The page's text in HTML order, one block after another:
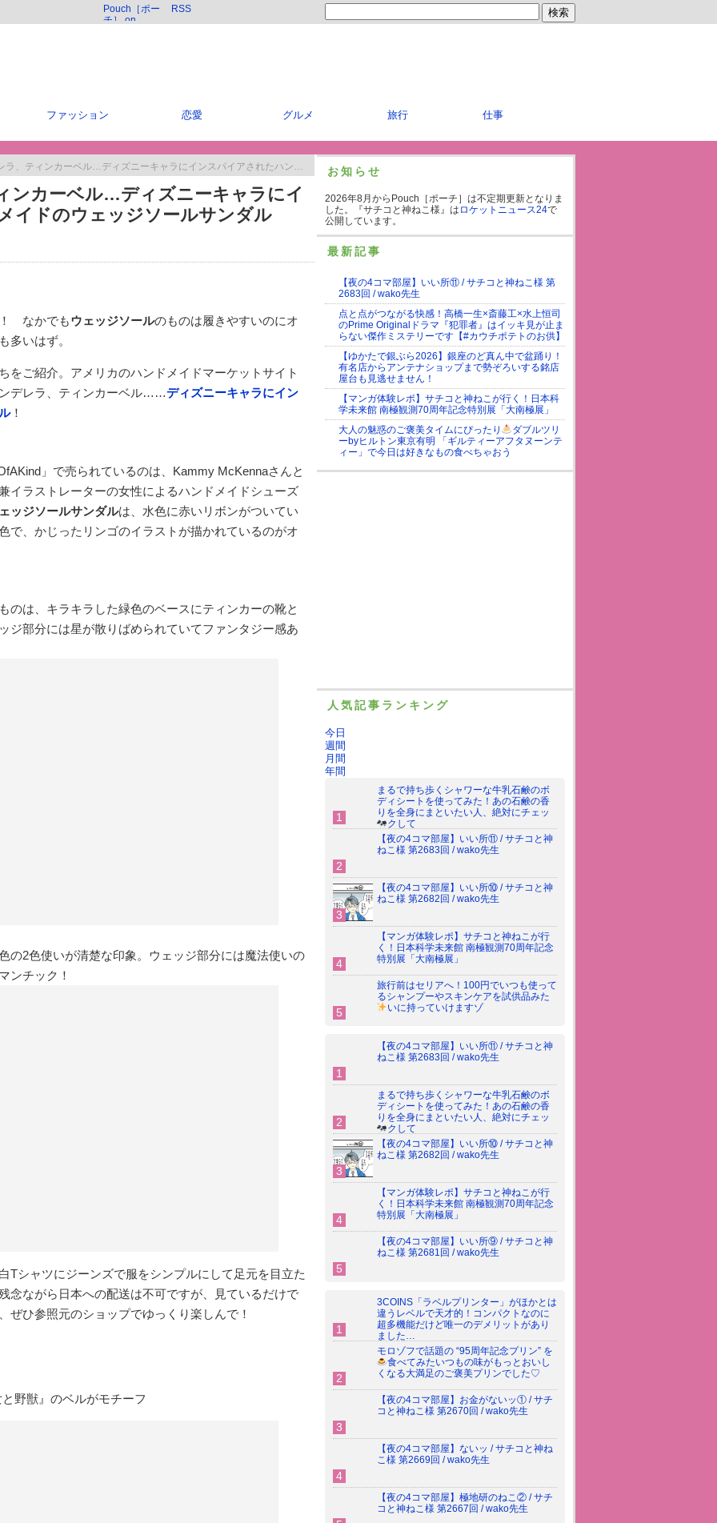
Pouch［ポー
チ］ on
RSS
ファッション 恋愛 グルメ 旅行 仕事
ンカーベル…ディズニーキャラにインスパイアされたハンドメイドのウェッジソールサンダル
ンカーベル…ディズニーキャラにイ
イドのウェッジソールサンダル
！ なかでもウェッジソールのものは履きやすいのにオ
多いはず。
をご紹介。アメリカのハンドメイドマーケットサイト
デレラ、ティンカーベル……ディズニーキャラにイン
！
」で売られているのは、Kammy McKennaさんと
イラストレーターの女性によるハンドメイドシューズ
ッジソールサンダルは、水色に赤いリボンがついてい
で、かじったリンゴのイラストが描かれているのがオ
のは、キラキラした緑色のベースにティンカーの靴と
ジ部分には星が散りばめられていてファンタジー感あ
の2色使いが清楚な印象。ウェッジ部分には魔法使いの
ンチック！
Tシャツにジーンズで服をシンプルにして足元を目立た
念ながら日本への配送は不可ですが、見ているだけで
ぜひ参照元のショップでゆっくり楽しんで！
野獣』のベルがモチーフ
お知らせ
2026年8月からPouch［ポーチ］は不定期更新となりま
した。『サチコと神ねこ様』は ロケットニュース24で
公開しています。
最新記事
【夜の4コマ部屋】いい所⑪ / サチコと神ねこ様 第
2683回 / wako先生
点と点がつながる快感！高橋一生×斎藤工×水上恒司
のPrime Originalドラマ『犯罪者』はイッキ見が止ま
らない傑作ミステリーです【#カウチポテトのお供】
【ゆかたで銀ぶら2026】銀座のど真ん中で盆踊り！
有名店からアンテナショップまで勢ぞろいする銘店
屋台も見逃せません！
【マンガ体験レポ】サチコと神ねこが行く！日本科
学未来館 南極観測70周年記念特別展「大南極展」
大人の魅惑のご褒美タイムにぴったり
ダブルツリ
ーbyヒルトン東京有明 「ギルティーアフタヌーンテ
ィー」で今日は好きなもの食べちゃおう
人気記事ランキング
今日
週間
月間
年間
まるで持ち歩くシャワーな牛乳石鹸のボ
ディシートを使ってみた！あの石鹸の香
りを全身にまといたい人、絶対にチェッ
クして
【夜の4コマ部屋】いい所⑪ / サチコと神
ねこ様 第2683回 / wako先生
【夜の4コマ部屋】いい所⑩ / サチコと神
ねこ様 第2682回 / wako先生
【マンガ体験レポ】サチコと神ねこが行
く！日本科学未来館 南極観測70周年記念
特別展「大南極展」
旅行前はセリアへ！100円でいつも使って
るシャンプーやスキンケアを試供品みた
いに持っていけますゾ
【夜の4コマ部屋】いい所⑪ / サチコと神
ねこ様 第2683回 / wako先生
まるで持ち歩くシャワーな牛乳石鹸のボ
ディシートを使ってみた！あの石鹸の香
りを全身にまといたい人、絶対にチェッ
クして
【夜の4コマ部屋】いい所⑩ / サチコと神
ねこ様 第2682回 / wako先生
【マンガ体験レポ】サチコと神ねこが行
く！日本科学未来館 南極観測70周年記念
特別展「大南極展」
【夜の4コマ部屋】いい所⑨ / サチコと神
ねこ様 第2681回 / wako先生
3COINS「ラベルプリンター」がほかとは
違うレベルで天才的！コンパクトなのに
超多機能だけど唯一のデメリットがあり
ました…
モロゾフで話題の “95周年記念プリン” を
食べてみたいつもの味がもっとおいし
くなる大満足のご褒美プリンでした♡
【夜の4コマ部屋】お金がないッ① / サチ
コと神ねこ様 第2670回 / wako先生
【夜の4コマ部屋】ないッ / サチコと神ね
こ様 第2669回 / wako先生
【夜の4コマ部屋】極地研のねこ② / サチ
コと神ねこ様 第2667回 / wako先生